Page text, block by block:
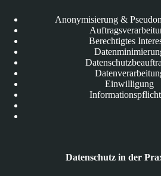
Anonymisierung &
Berechtigtes
Einwilligung
Datenschutz in der